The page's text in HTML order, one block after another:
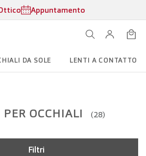
Appuntamento
DA SOLE LENTI A CONTATTO
PER OCCHIALI (28)
Filtri